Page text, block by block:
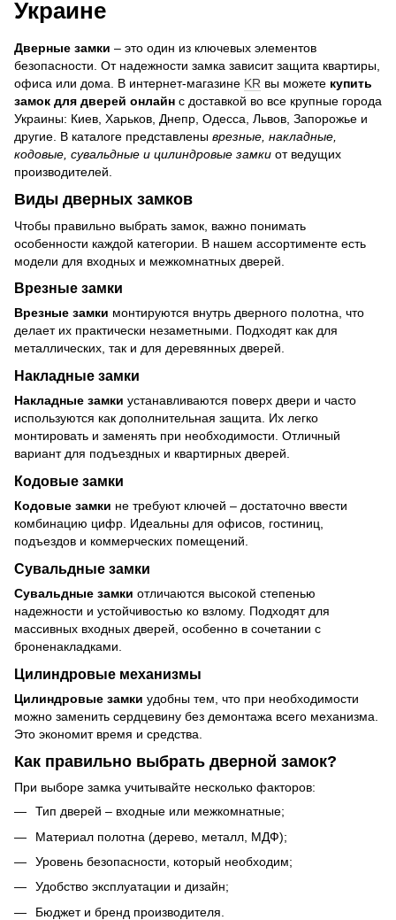
Украине
Дверные замки – это один из ключевых элементов
безопасности. От надежности замка зависит защита квартиры,
офиса или дома. В интернет-магазине KR вы можете купить
замок для дверей онлайн с доставкой во все крупные города
Украины: Киев, Харьков, Днепр, Одесса, Львов, Запорожье и
другие. В каталоге представлены врезные, накладные,
кодовые, сувальдные и цилиндровые замки от ведущих
производителей.
Виды дверных замков
Чтобы правильно выбрать замок, важно понимать
особенности каждой категории. В нашем ассортименте есть
модели для входных и межкомнатных дверей.
Врезные замки
Врезные замки монтируются внутрь дверного полотна, что
делает их практически незаметными. Подходят как для
металлических, так и для деревянных дверей.
Накладные замки
Накладные замки устанавливаются поверх двери и часто
используются как дополнительная защита. Их легко
монтировать и заменять при необходимости. Отличный
вариант для подъездных и квартирных дверей.
Кодовые замки
Кодовые замки не требуют ключей – достаточно ввести
комбинацию цифр. Идеальны для офисов, гостиниц,
подъездов и коммерческих помещений.
Сувальдные замки
Сувальдные замки отличаются высокой степенью
надежности и устойчивостью ко взлому. Подходят для
массивных входных дверей, особенно в сочетании с
броненакладками.
Цилиндровые механизмы
Цилиндровые замки удобны тем, что при необходимости
можно заменить сердцевину без демонтажа всего механизма.
Это экономит время и средства.
Как правильно выбрать дверной замок?
При выборе замка учитывайте несколько факторов:
Тип дверей – входные или межкомнатные;
Материал полотна (дерево, металл, МДФ);
Уровень безопасности, который необходим;
Удобство эксплуатации и дизайн;
Бюджет и бренд производителя.